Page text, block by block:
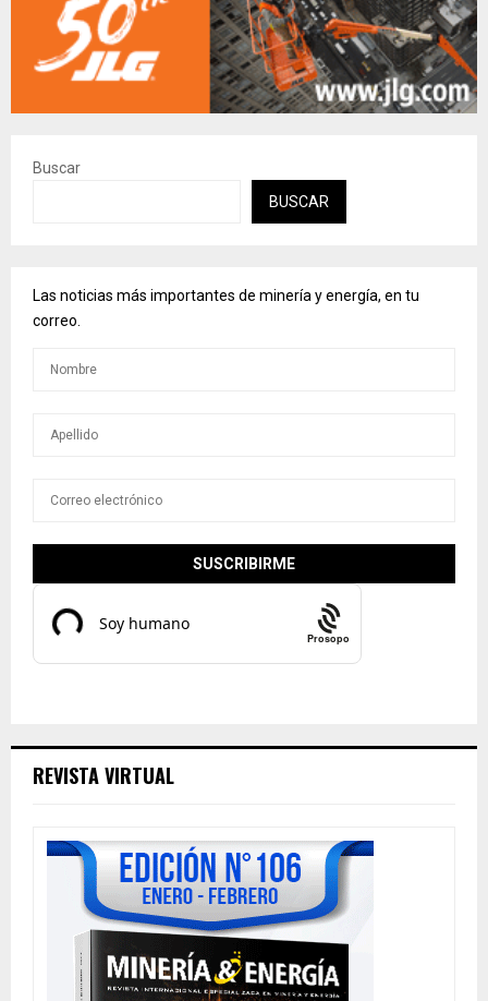
Buscar
BUSCAR
Las noticias más importantes de minería y energía, en tu
correo.
Prosopo
REVISTA VIRTUAL